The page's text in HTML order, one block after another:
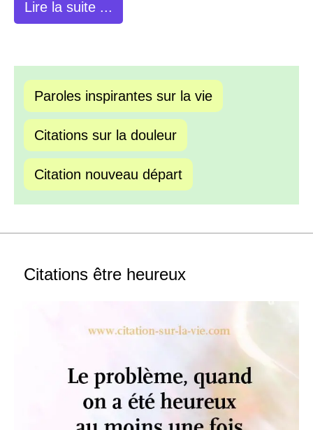
Lire la suite ...
Paroles inspirantes sur la vie
Citations sur la douleur
Citation nouveau départ
Citations être heureux